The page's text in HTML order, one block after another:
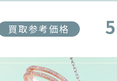
買取参考価格